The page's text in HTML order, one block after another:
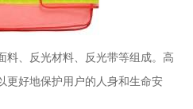
、反光材料、反光带等组成。高
更好地保护用户的人身和生命安